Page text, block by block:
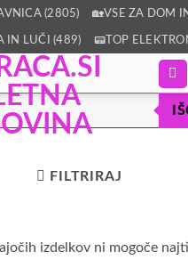
(2805) 🏡VSE ZA DOM
IN LUČI (489) 📟TOP
FILTRIRAJ
izdelkov ni mogoče